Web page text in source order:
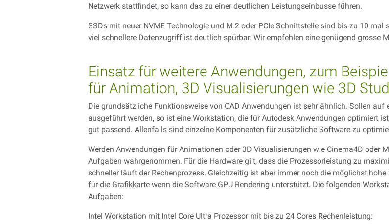
Netzwerk stattfindet, so kann das zu einer deutlichen Leistungseinbusse führen.
SSDs mit neuer NVME Technologie und M.2 oder PCIe Schnittstelle sind bis zu 10 mal
viel schnellere Datenzugriff ist deutlich spürbar. Wir empfehlen eine genügend grosse
Einsatz für weitere Anwendungen, zum
für Animation, 3D Visualisierungen wie 3D
Die grundsätzliche Funktionsweise von CAD Anwendungen ist sehr ähnlich. Sollen
ausgeführt werden, so ist eine Workstation, die für Autodesk Anwendungen optimiert
gut passend. Allenfalls sind einzelne Komponenten für zusätzliche Software zu
Werden Anwendungen für Animationen oder 3D Visualisierungen wie Cinema4D oder
Aufgaben wahrgenommen. Für die Hardware gilt, dass die Prozessorleistung zu
schneller läuft der Rechenprozess. Gleichzeitig ist aber immer noch die möglichst
für die Grafikkarte wenn die Software GPU Rendering unterstützt. Die folgenden
Aufgaben:
Intel Workstation mit Intel Core Ultra Prozessor mit bis zu 24 Cores Rechenleistung: